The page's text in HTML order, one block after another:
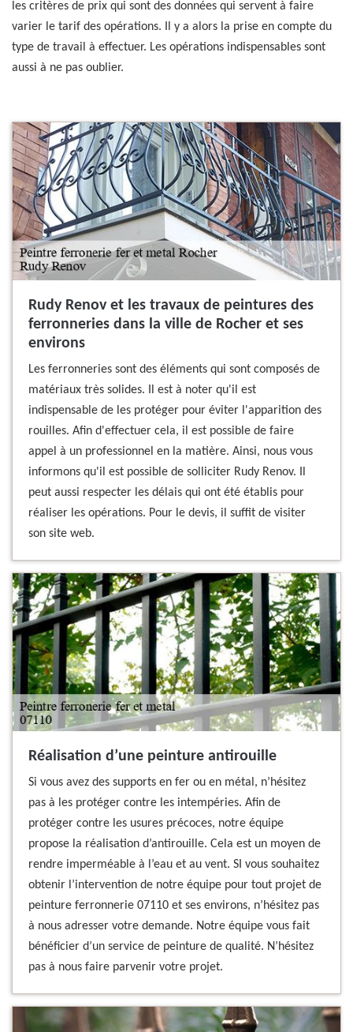
les critères de prix qui sont des données qui servent à faire
varier le tarif des opérations. Il y a alors la prise en compte du
type de travail à effectuer. Les opérations indispensables sont
aussi à ne pas oublier.
Rudy Renov et les travaux de peintures des
ferronneries dans la ville de Rocher et ses
environs
Les ferronneries sont des éléments qui sont composés de
matériaux très solides. Il est à noter qu'il est
indispensable de les protéger pour éviter l'apparition des
rouilles. Afin d'effectuer cela, il est possible de faire
appel à un professionnel en la matière. Ainsi, nous vous
informons qu'il est possible de solliciter Rudy Renov. Il
peut aussi respecter les délais qui ont été établis pour
réaliser les opérations. Pour le devis, il suffit de visiter
son site web.
Réalisation d’une peinture antirouille
Si vous avez des supports en fer ou en métal, n’hésitez
pas à les protéger contre les intempéries. Afin de
protéger contre les usures précoces, notre équipe
propose la réalisation d’antirouille. Cela est un moyen de
rendre imperméable à l’eau et au vent. SI vous souhaitez
obtenir l’intervention de notre équipe pour tout projet de
peinture ferronnerie 07110 et ses environs, n’hésitez pas
à nous adresser votre demande. Notre équipe vous fait
bénéficier d’un service de peinture de qualité. N’hésitez
pas à nous faire parvenir votre projet.